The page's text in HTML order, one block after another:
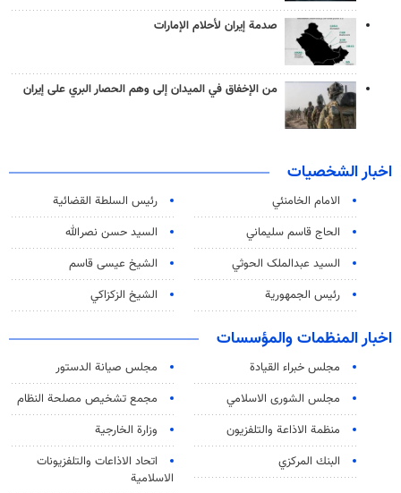
صدمة إيران لأحلام الإمارات
من الإخفاق في الميدان إلى وهم الحصار البري على إيران
اخبار الشخصيات
الامام الخامنئي
رئیس السلطة القضائیة
الحاج قاسم سليماني
السيد حسن نصرالله
السید عبدالملک الحوثي
الشيخ عيسى قاسم
رئيس الجمهورية
الشيخ الزكزاكي
اخبار المنظمات والمؤسسات
مجلس خبراء القيادة
مجلس صيانة الدستور
مجلس الشورى الاسلامي
مجمع تشخيص مصلحة النظام
منظمة الاذاعة والتلفزیون
وزارة الخارجية
البنك المركزي
اتحاد الاذاعات والتلفزيونات
الاسلامية